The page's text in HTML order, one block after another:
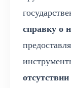
справку о